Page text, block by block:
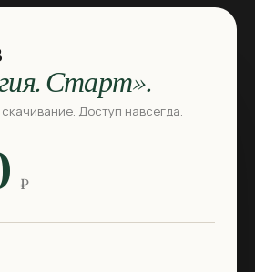
Старт».
Доступ навсегда.
₽